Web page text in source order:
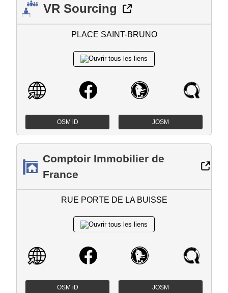
VR Sourcing
PLACE SAINT-BRUNO
OSM iD JOSM
Comptoir Immobilier de
France
RUE PORTE DE LA BUISSE
OSM iD JOSM